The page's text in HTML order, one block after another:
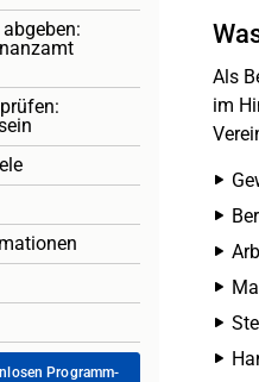
Als
im
Programm-